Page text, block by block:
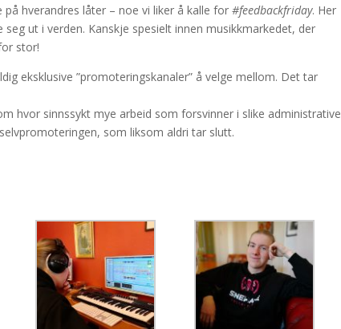
på hverandres låter – noe vi liker å kalle for#feedbackfriday. Her
ut i verden. Kanskje spesielt innen musikkmarkedet, der
stor!
eksklusive ”promoteringskanaler” å velge mellom. Det tar
hvor sinnssykt mye arbeid som forsvinner i slike administrative
som liksom aldri tar slutt.